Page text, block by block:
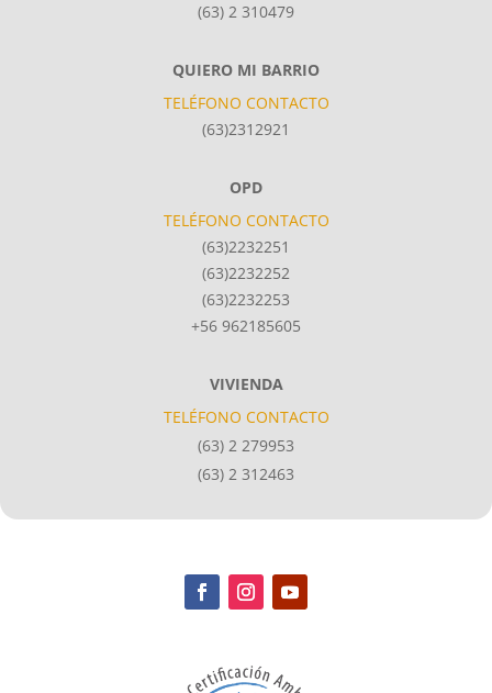
(63) 2 310479
QUIERO MI BARRIO
TELÉFONO CONTACTO
(63)2312921
OPD
TELÉFONO CONTACTO
(63)2232251
(63)2232252
(63)2232253
+56 962185605
VIVIENDA
TELÉFONO CONTACTO
(63) 2 279953
(63) 2 312463